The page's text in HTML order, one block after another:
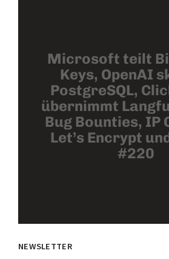
Microsoft teilt
Keys, OpenAI
PostgreSQL,
übernimmt
Bug Bounties, IP
Let’s Encrypt
#220
NEWSLETTER